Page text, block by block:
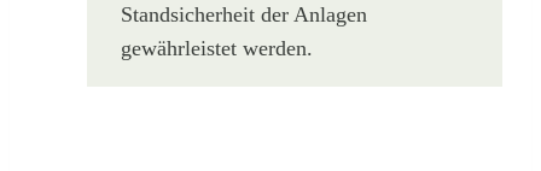
Standsicherheit der Anlagen
gewährleistet werden.